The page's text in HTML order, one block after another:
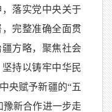
落实党中央关于
完整准确全面贯
方略，聚焦社会
持以铸牢中华民
央赋予新疆的“五
豫新合作进一步走